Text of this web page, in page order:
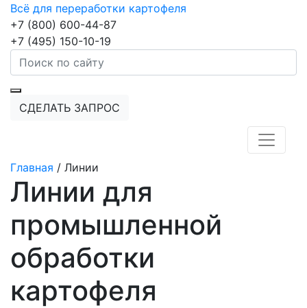
Всё для переработки картофеля
+7 (800) 600-44-87
+7 (495) 150-10-19
СДЕЛАТЬ ЗАПРОС
Главная / Линии
Линии для
промышленной
обработки
картофеля